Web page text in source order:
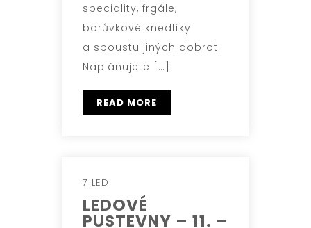
speciality, frgále,
borůvkové knedlíky
a spoustu jiných dobrot.
Naplánujete […]
READ MORE
7 LED
LEDOVÉ
PUSTEVNY – 11. –